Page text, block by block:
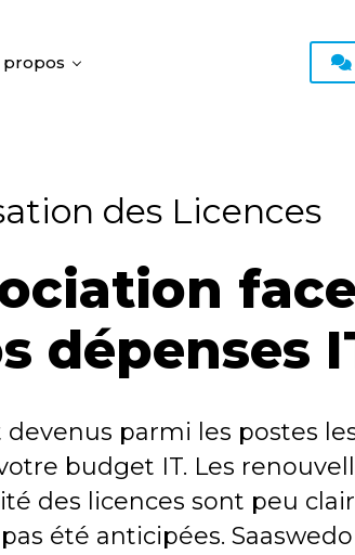
propos
des Licences
dépenses
parmi les postes
budget IT. Les
des licences sont peu
été anticipées.